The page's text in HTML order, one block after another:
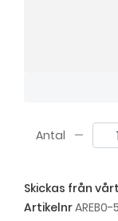
Antal
Skickas från
ArtikelnrAREB0-